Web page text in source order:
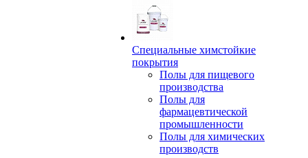
Специальные химстойкие
покрытия
Полы для пищевого
производства
Полы для
фармацевтической
промышленности
Полы для химических
производств